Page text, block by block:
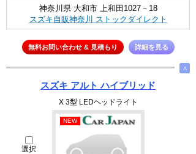
神奈川県 大和市 上和田1027－18
スズキ自販神奈川 ストックダイレクト
無料お問い合わせ & 見積もり 詳細を見る
∧
スズキ アルト ハイブリッド
X 3型 LEDヘッドライト
選択
NEW